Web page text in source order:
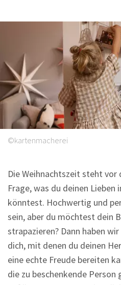
Sprüche
©kartenmacherei
Die Weihnachtszeit steht vor
Frage, was du deinen Lieben
könntest. Hochwertig und
sein, aber du möchtest dein
strapazieren? Dann haben
dich, mit denen du deinen
eine echte Freude bereiten
die zu beschenkende